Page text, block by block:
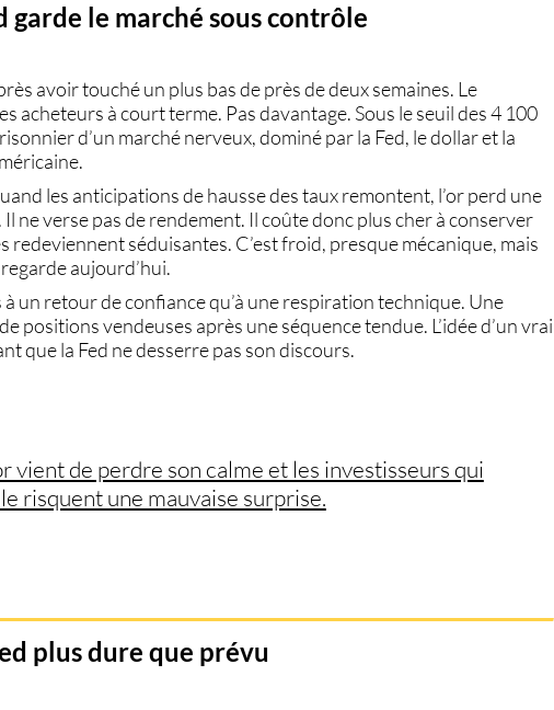
garde le marché sous contrôle
avoir touché un plus bas de près de deux semaines. Le
acheteurs à court terme. Pas davantage. Sous le seuil des 4 100
d’un marché nerveux, dominé par la Fed, le dollar et la
les anticipations de hausse des taux remontent, l’or perd une
ne verse pas de rendement. Il coûte donc plus cher à conserver
redeviennent séduisantes. C’est froid, presque mécanique, mais
aujourd’hui.
un retour de confiance qu’à une respiration technique. Une
positions vendeuses après une séquence tendue. L’idée d’un vrai
que la Fed ne desserre pas son discours.
vient de perdre son calme et les investisseurs qui
risquent une mauvaise surprise.
plus dure que prévu